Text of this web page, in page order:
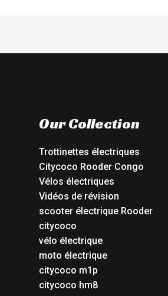
Our Collection
Trottinettes électriques
Citycoco Rooder Congo
Vélos électriques
Vidéos de révision
scooter électrique Rooder
citycoco
vélo électrique
moto électrique
citycoco m1p
citycoco hm8